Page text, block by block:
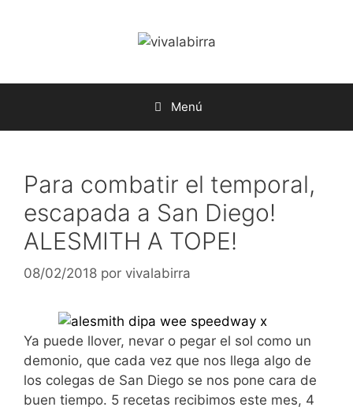
Menú
Para combatir el temporal,
escapada a San Diego!
ALESMITH A TOPE!
08/02/2018 por vivalabirra
Ya puede llover, nevar o pegar el sol como un
demonio, que cada vez que nos llega algo de
los colegas de San Diego se nos pone cara de
buen tiempo. 5 recetas recibimos este mes, 4